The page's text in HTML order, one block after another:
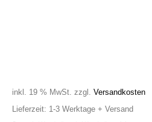
inkl. 19 % MwSt. zzgl.Versandkosten
Lieferzeit: 1-3 Werktage + Versand